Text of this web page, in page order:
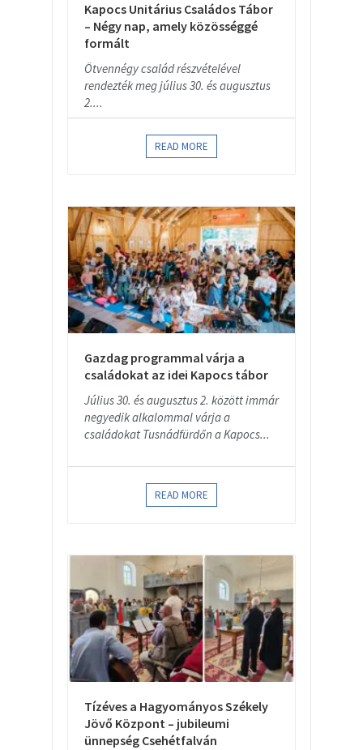
Kapocs Unitárius Családos Tábor
– Négy nap, amely közösséggé
formált
Ötvennégy család részvételével
rendezték meg július 30. és augusztus
2....
READ MORE
Gazdag programmal várja a
családokat az idei Kapocs tábor
Július 30. és augusztus 2. között immár
negyedik alkalommal várja a
családokat Tusnádfürdőn a Kapocs...
READ MORE
Tízéves a Hagyományos Székely
Jövő Központ – jubileumi
ünnepség Csehétfalván